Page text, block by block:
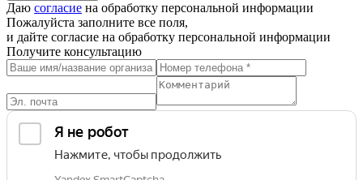
Даю согласие на обработку персональной информации
Пожалуйста заполните все поля,
и дайте согласие на обработку персональной информации
Получите консультацию